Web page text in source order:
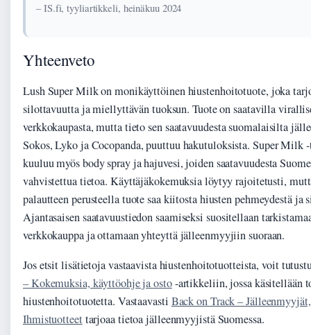
– IS.fi, tyyliartikkeli, heinäkuu 2024
Yhteenveto
Lush Super Milk on monikäyttöinen hiustenhoitotuote, joka
silottavuutta ja miellyttävän tuoksun. Tuote on saatavilla
verkkokaupasta, mutta tieto sen saatavuudesta suomalaisilta
Sokos, Lyko ja Cocopanda, puuttuu hakutuloksista. Super Milk -
kuuluu myös body spray ja hajuvesi, joiden saatavuudesta
vahvistettua tietoa. Käyttäjäkokemuksia löytyy rajoitetusti,
palautteen perusteella tuote saa kiitosta hiusten pehmeydestä ja
Ajantasaisen saatavuustiedon saamiseksi suositellaan
verkkokauppa ja ottamaan yhteyttä jälleenmyyjiin suoraan.
Jos etsit lisätietoja vastaavista hiustenhoitotuotteista, voit
– Kokemuksia, käyttöohje ja osto-artikkeliin, jossa käsitellään
hiustenhoitotuotetta. Vastaavasti Back on Track –
Ihmistuotteettarjoaa tietoa jälleenmyyjistä Suomessa.